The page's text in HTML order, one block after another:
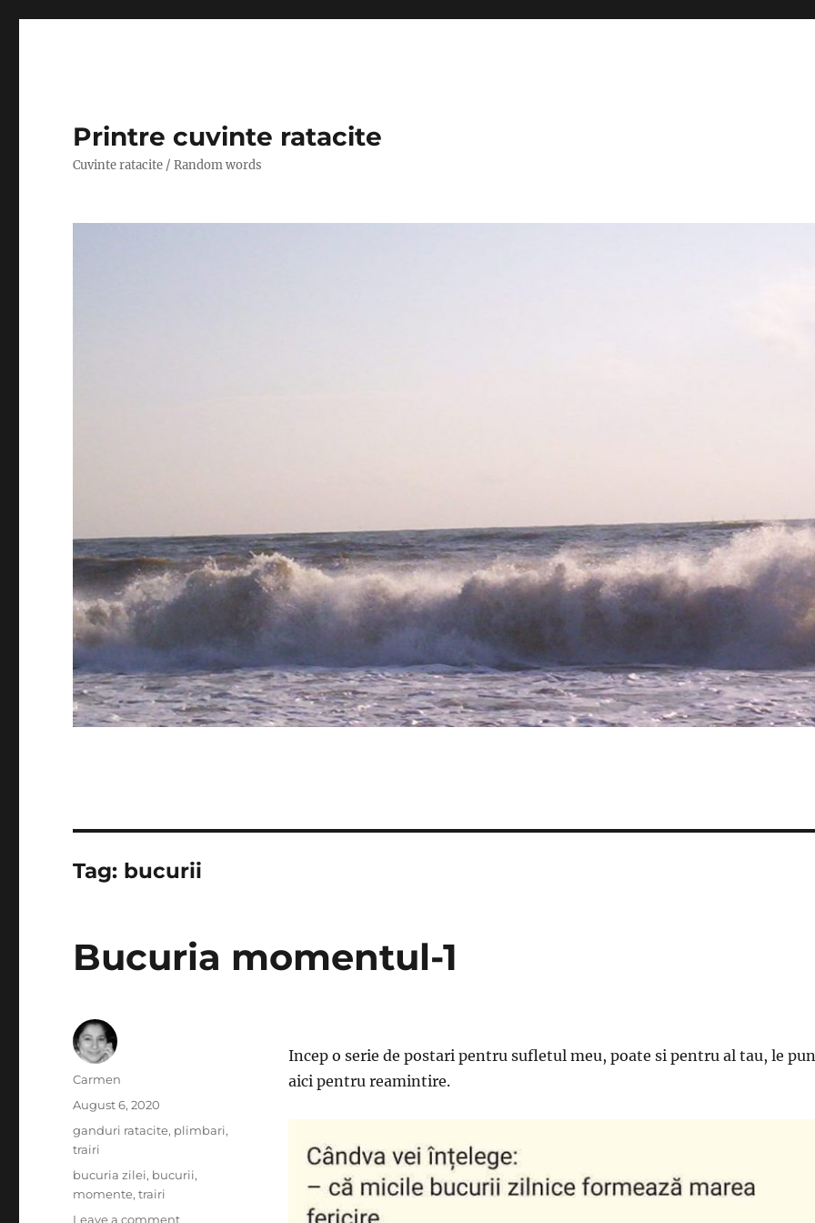
Printre cuvinte ratacite
Cuvinte ratacite / Random words
Tag: bucurii
Bucuria momentul-1
Incep o serie de postari pentru sufletul meu, poate si pentru al tau, le pun
aici pentru reamintire.
Author
Carmen
Posted
August 6, 2020
Categories
ganduri ratacite, plimbari,
trairi
Tags
bucuria zilei, bucurii,
momente,trairi
Leave a commenton